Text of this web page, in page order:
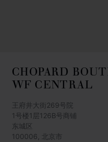
CHOPARD
WF CENTRAL
王府井大街269号院
1号楼1层126B号商铺
东城区
100006, 北京市